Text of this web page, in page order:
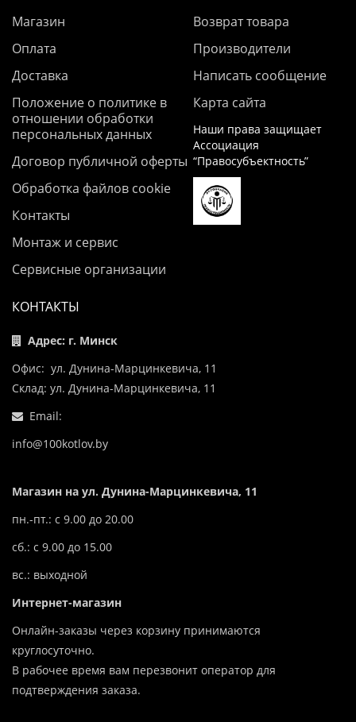
Магазин
Оплата
Доставка
Положение о политике в
отношении обработки
персональных данных
Договор публичной оферты
Обработка файлов cookie
Контакты
Монтаж и сервис
Сервисные организации
Возврат товара
Производители
Написать сообщение
Карта сайта
Наши права защищает
Ассоциация
“Правосубъектность”
КОНТАКТЫ
Адрес: г. Минск
Офис: ул. Дунина-Марцинкевича, 11
Склад: ул. Дунина-Марцинкевича, 11
Email:
info@100kotlov.by
Магазин на ул. Дунина-Марцинкевича, 11
пн.-пт.: с 9.00 до 20.00
сб.: с 9.00 до 15.00
вс.: выходной
Интернет-магазин
Онлайн-заказы через корзину принимаются
круглосуточно.
В рабочее время вам перезвонит оператор для
подтверждения заказа.